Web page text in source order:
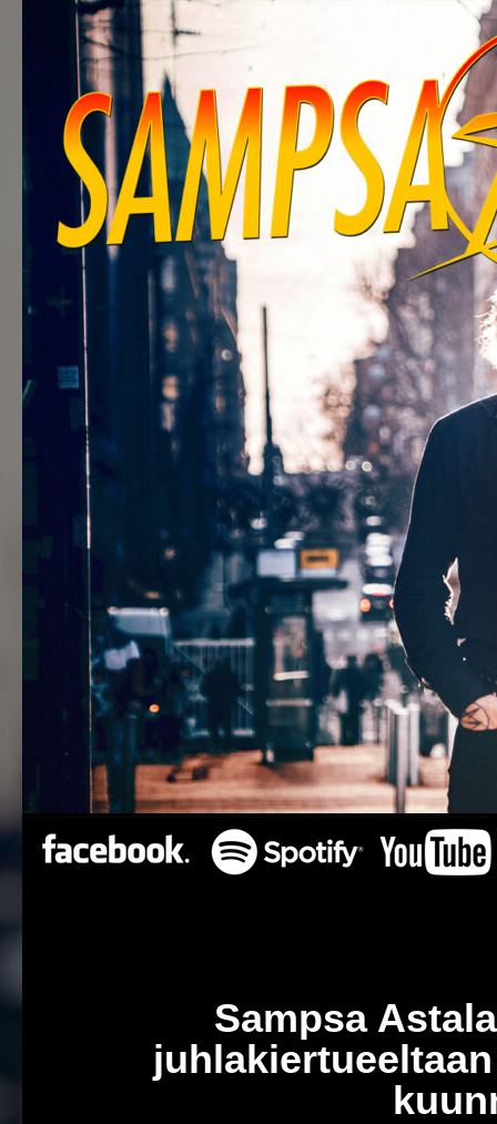
Sampsa